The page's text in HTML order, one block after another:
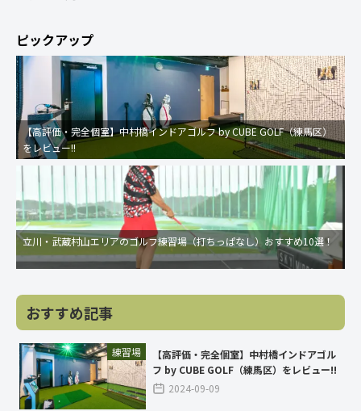
ピックアップ
【高評価・完全個室】中村橋インドアゴルフ by CUBE GOLF（練馬区）
をレビュー!!
立川・武蔵村山エリアのゴルフ練習場（打ちっぱなし）おすすめ10選！
おすすめ記事
練習場
【高評価・完全個室】中村橋インドアゴル
フ by CUBE GOLF（練馬区）をレビュー!!
2024-09-09